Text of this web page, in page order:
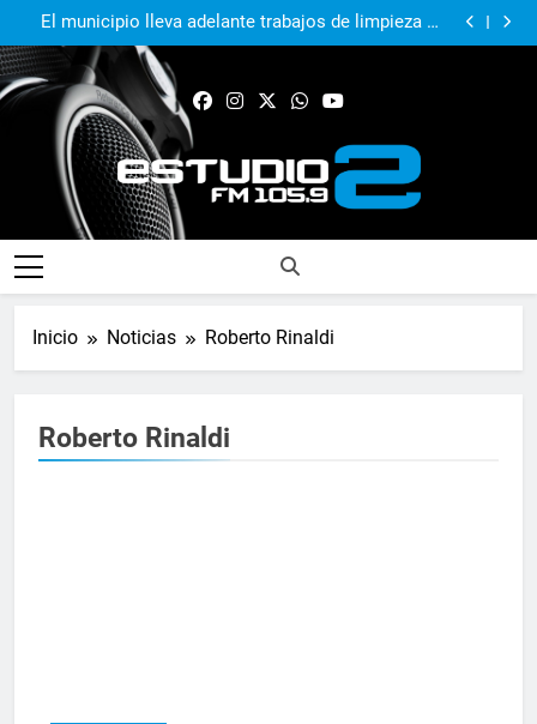
junto a la Liga de Intendentes
El municipio lleva adelante trabajos de limpieza de
desagües y arroyos
Daniela Vilar aseguró que el Gobierno «no renunció»
a la venta de tierras a extranjeros y advirtió sobre
otros cambios que considera «gravísimos»
Kicillof: “Se logró que Nación desestime la locura de
Achával participó de la movilización al Congreso
junto a la Liga de Intendentes
El municipio lleva adelante trabajos de limpieza de
Daniela Vilar aseguró que el Gobierno «no renunció»
a la venta de tierras a extranjeros y advirtió sobre
otros cambios que considera «gravísimos»
FM Estudio 2
Inicio Noticias Roberto Rinaldi
Roberto Rinaldi